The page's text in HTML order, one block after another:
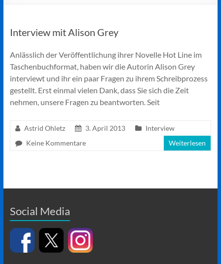
Interview mit Alison Grey
Anlässlich der Veröffentlichung ihrer Novelle Hot Line im
Taschenbuchformat, haben wir die Autorin Alison Grey
interviewt und ihr ein paar Fragen zu ihrem Schreibprozess
gestellt. Erst einmal vielen Dank, dass Sie sich die Zeit
nehmen, unsere Fragen zu beantworten. Seit
Astrid Ohletz 3. April 2013
Interview
Keine Kommentare
Weiterlesen
Social Media